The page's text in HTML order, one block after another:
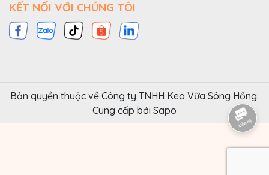
KẾT NỐI VỚI CHÚNG TÔI
Bản quyền thuộc về Công ty TNHH Keo Vữa Sông Hồng.
Cung cấp bởi Sapo